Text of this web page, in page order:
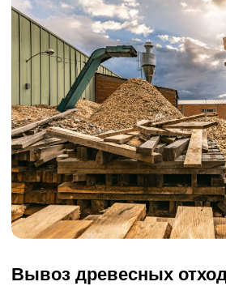
обеспечив быстрое и безопасное
перемещение по территории объекта.
УЗНАТЬ ПОДРОБНОСТИ